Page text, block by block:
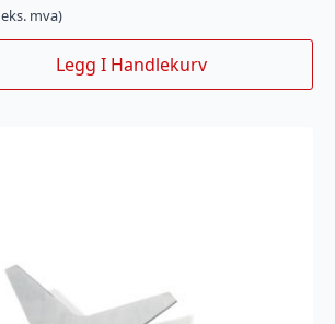
eks. mva)
Legg I Handlekurv